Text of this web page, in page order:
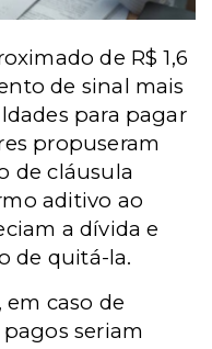
de R$ 1,6
de sinal mais
para pagar
propuseram
de cláusula
aditivo ao
a dívida e
de quitá-la.
caso de
seriam